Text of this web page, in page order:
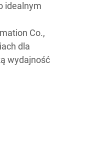
idealnym
Co.,
dla
wydajność